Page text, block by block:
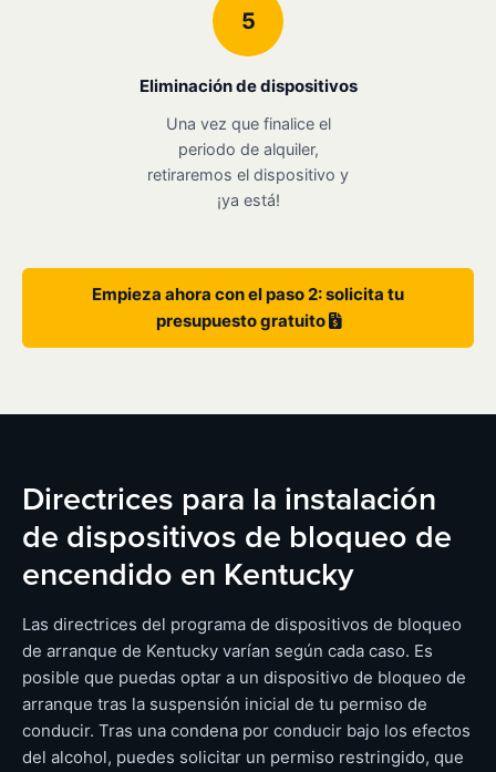
5
Eliminación de dispositivos
Una vez que finalice el
periodo de alquiler,
retiraremos el dispositivo y
¡ya está!
Empieza ahora con el paso 2: solicita tu
presupuesto gratuito
Directrices para la instalación
de dispositivos de bloqueo de
encendido en Kentucky
Las directrices del programa de dispositivos de bloqueo
de arranque de Kentucky varían según cada caso. Es
posible que puedas optar a un dispositivo de bloqueo de
arranque tras la suspensión inicial de tu permiso de
conducir. Tras una condena por conducir bajo los efectos
del alcohol, puedes solicitar un permiso restringido, que